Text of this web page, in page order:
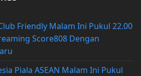
Friendly Malam Ini Pukul 22.00
Score808 Dengan
Piala ASEAN Malam Ini Pukul